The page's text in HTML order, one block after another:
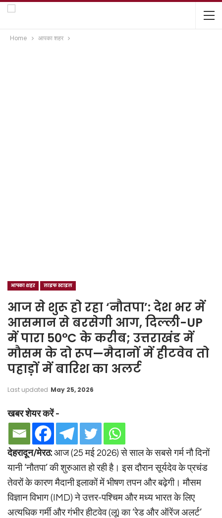
Home आपका शहर
आपका शहर लाइफ स्टाइल
आज से शुरू हो रहा ‘नौतपा’: देश भर में
आसमान से बरसेगी आग, दिल्ली-UP
में पारा 50°C के करीब; उत्तराखंड में
मौसम के दो रूप—मैदानों में हीटवेव तो
पहाड़ों में बारिश का अलर्ट
Last updated May 25, 2026
खबर शेयर करें -
देहरादून/मेरठ: आज (25 मई 2026) से साल के सबसे गर्म नौ दिनों
यानी ‘नौतपा’ की शुरुआत हो रही है। इस दौरान सूर्यदेव के प्रचंड
तेवरों के कारण मैदानी इलाकों में भीषण तपन और बढ़ेगी। मौसम
विज्ञान विभाग (IMD) ने उत्तर-पश्चिम और मध्य भारत के लिए
अत्यधिक गर्मी और गंभीर हीटवेव (लू) का ‘रेड और ऑरेंज अलर्ट’